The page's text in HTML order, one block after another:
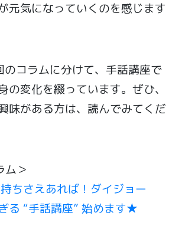
元気になっていくのを感じます
コラムに分けて、手話講座で
の変化を綴っています。ぜひ、
味がある方は、読んでみてくだ
ム＞
持ちさえあれば！ダイジョー
る “手話講座” 始めます★